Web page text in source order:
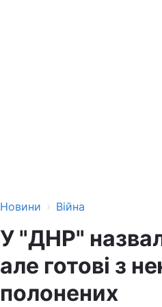
Новини › Війна
У "ДНР"
але готові з
полонених